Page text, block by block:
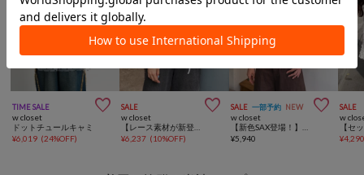
TIME SALE 
w closet
ドットチュールキャミ
¥6,019 (24%OFF)
SALE 
w closet
¥6,237 (10%OFF)
SALE 一部予約 NEW 
w closet
¥5,940
SALE
w
¥